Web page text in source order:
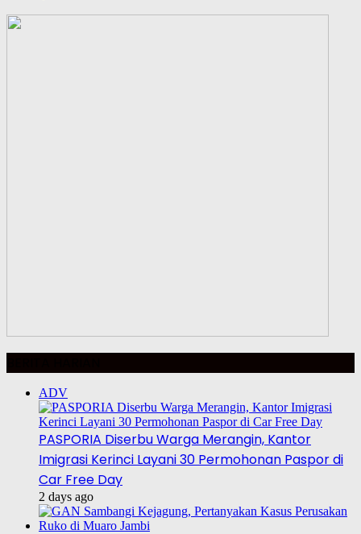
ADV
PASPORIA Diserbu Warga Merangin, Kantor
Imigrasi Kerinci Layani 30 Permohonan Paspor di
Car Free Day
2 days ago